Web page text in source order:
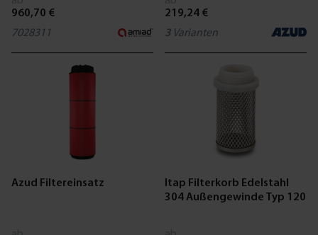
960,70 €
7028311
Schwarz
219,24 €
3 Varianten
Azud Filtereinsatz
Itap Filterkorb Edelstahl
304 Außengewinde Typ 120